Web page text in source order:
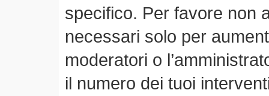
specifico. Per favore non
necessari solo per
moderatori o
il numero dei tuoi